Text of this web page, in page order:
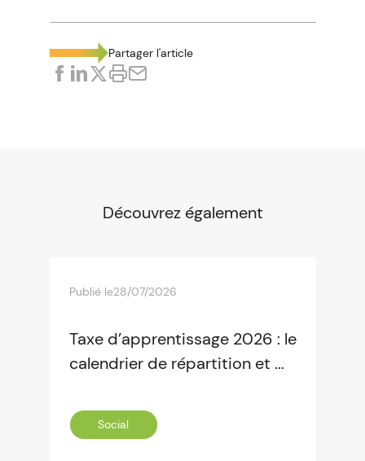
Partager l'article
Découvrez également
Publié le28/07/2026
Taxe d’apprentissage 2026 : le
calendrier de répartition et ...
Social